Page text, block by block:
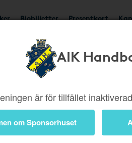
Biobiljetter Presentkort
AIK
är för tillfället
om Sponsorhuset